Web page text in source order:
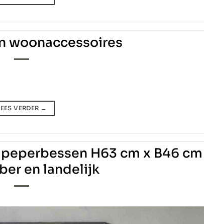
woonaccessoires
VERDER →
H63 cm x B46 cm
en landelijk